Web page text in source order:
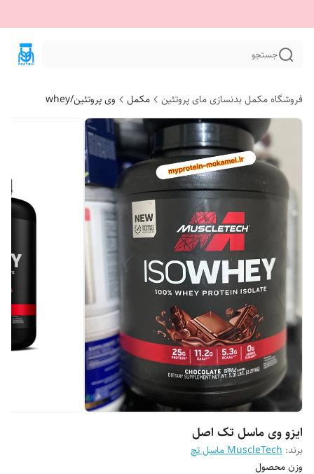
جستجو
فروشگاه مکمل بدنسازی مای پروتئین مکمل وی پروتئین/whey
ایزو وی ماسل تک اصل
برند: MuscleTech ماسل تچ
وزن محصول